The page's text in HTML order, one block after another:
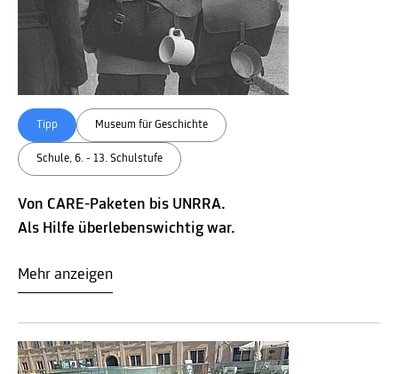
Tipp Museum für Geschichte
Schule, 6. - 13. Schulstufe
Von CARE-Paketen bis UNRRA.
Als Hilfe überlebenswichtig war.
Mehr anzeigen